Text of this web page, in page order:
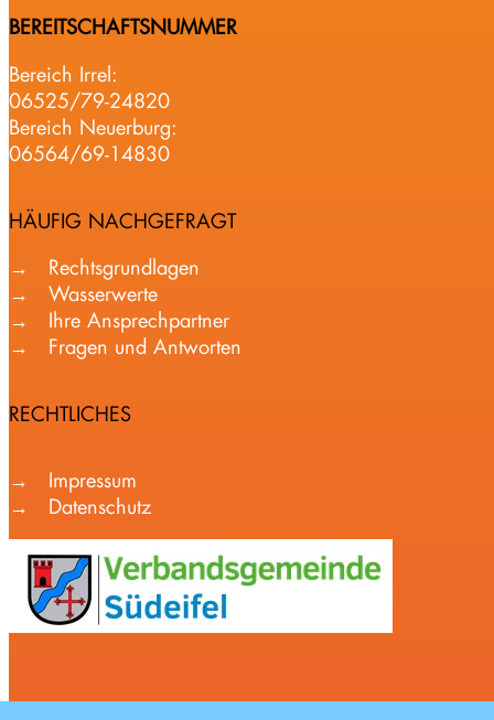
BEREITSCHAFTSNUMMER
Bereich Irrel:
06525/79-24820
Bereich Neuerburg:
06564/69-14830
HÄUFIG NACHGEFRAGT
Rechtsgrundlagen
Wasserwerte
Ihre Ansprechpartner
Fragen und Antworten
RECHTLICHES
Impressum
Datenschutz